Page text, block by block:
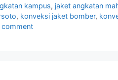
kampus, jaket angkatan
, konveksi jaket bomber,
comment